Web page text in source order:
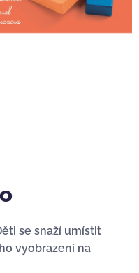
se snaží umístit
vyobrazení na